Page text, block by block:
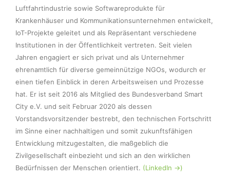
Luftfahrtindustrie sowie Softwareprodukte für
Krankenhäuser und Kommunikationsunternehmen entwickelt,
IoT-Projekte geleitet und als Repräsentant verschiedene
Institutionen in der Öffentlichkeit vertreten. Seit vielen
Jahren engagiert er sich privat und als Unternehmer
ehrenamtlich für diverse gemeinnützige NGOs, wodurch er
einen tiefen Einblick in deren Arbeitsweisen und Prozesse
hat. Er ist seit 2016 als Mitglied des Bundesverband Smart
City e.V. und seit Februar 2020 als dessen
Vorstandsvorsitzender bestrebt, den technischen Fortschritt
im Sinne einer nachhaltigen und somit zukunftsfähigen
Entwicklung mitzugestalten, die maßgeblich die
Zivilgesellschaft einbezieht und sich an den wirklichen
Bedürfnissen der Menschen orientiert. (LinkedIn ->)